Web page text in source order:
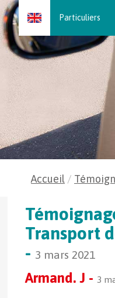
Skip
to
content
Particuliers
Accueil /
Transport
- 3 mars 2021
Armand. J - 3